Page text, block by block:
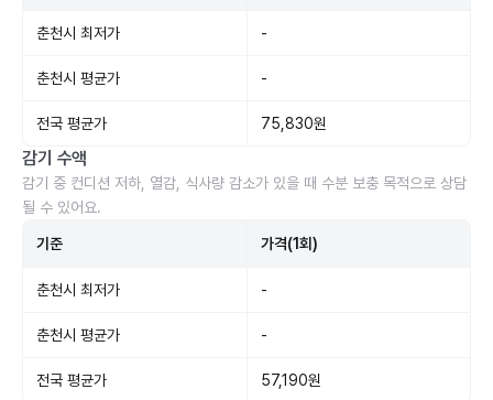
춘천시 최저가 -
춘천시 평균가 -
전국 평균가 75,830원
감기 수액
감기 중 컨디션 저하, 열감, 식사량 감소가 있을 때 수분 보충 목적으로 상담
될 수 있어요.
기준 가격(1회)
춘천시 최저가 -
춘천시 평균가 -
전국 평균가 57,190원